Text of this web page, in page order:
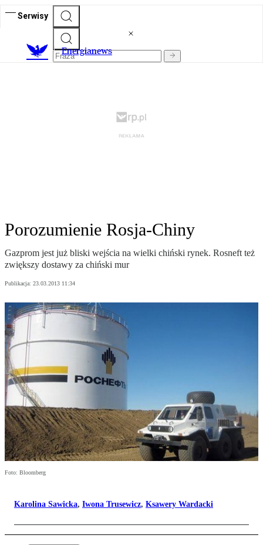
Serwisy
Energianews
Porozumienie Rosja-Chiny
Gazprom jest już bliski wejścia na wielki chiński rynek. Rosneft też
zwiększy dostawy za chiński mur
Publikacja: 23.03.2013 11:34
Foto: Bloomberg
Karolina Sawicka, Iwona Trusewicz, Ksawery Wardacki